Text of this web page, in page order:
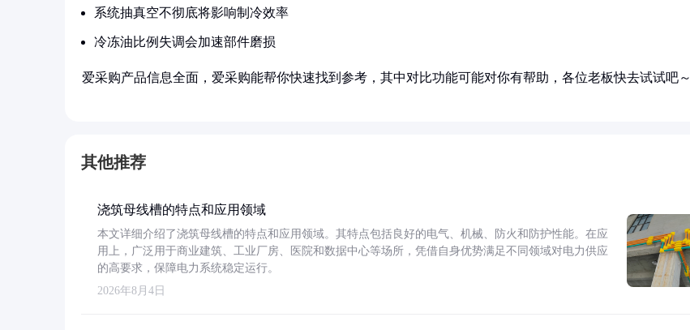
系统抽真空不彻底将影响制冷效率
冷冻油比例失调会加速部件磨损
爱采购产品信息全面，爱采购能帮你快速找到参考，其中对比功能可能对你有帮助，各位老板快去试试吧～
其他推荐
浇筑母线槽的特点和应用领域
本文详细介绍了浇筑母线槽的特点和应用领域。其特点包括良好的电气、机械、防火和防护性能。在应
用上，广泛用于商业建筑、工业厂房、医院和数据中心等场所，凭借自身优势满足不同领域对电力供应
的高要求，保障电力系统稳定运行。
2026年8月4日